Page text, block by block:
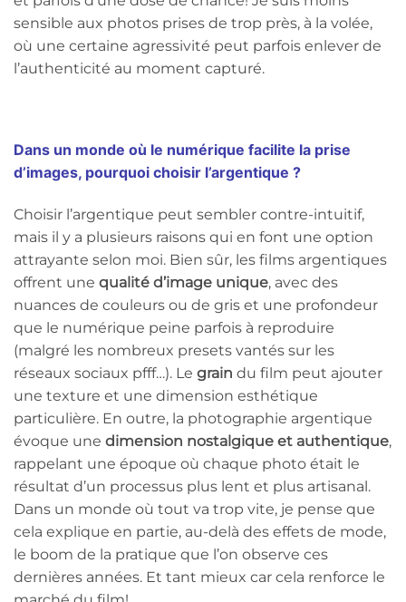
sensible aux photos prises de trop près, à la volée,
où une certaine agressivité peut parfois enlever de
l’authenticité au moment capturé.
Dans un monde où le numérique facilite la prise
d’images, pourquoi choisir l’argentique ?
Choisir l’argentique peut sembler contre-intuitif,
mais il y a plusieurs raisons qui en font une option
attrayante selon moi. Bien sûr, les films argentiques
offrent une qualité d’image unique, avec des
nuances de couleurs ou de gris et une profondeur
que le numérique peine parfois à reproduire
(malgré les nombreux presets vantés sur les
réseaux sociaux pfff…). Le grain du film peut ajouter
une texture et une dimension esthétique
particulière. En outre, la photographie argentique
évoque une dimension nostalgique et authentique,
rappelant une époque où chaque photo était le
résultat d’un processus plus lent et plus artisanal.
Dans un monde où tout va trop vite, je pense que
cela explique en partie, au-delà des effets de mode,
le boom de la pratique que l’on observe ces
dernières années. Et tant mieux car cela renforce le